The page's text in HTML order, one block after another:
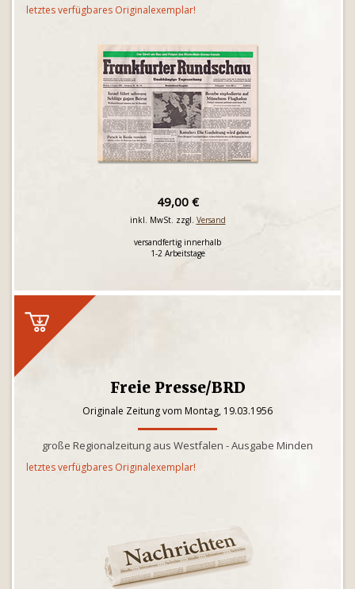
letztes verfügbares Originalexemplar!
49,00 €
inkl. MwSt. zzgl. Versand
versandfertig innerhalb
1-2 Arbeitstage
Freie Presse/BRD
Originale Zeitung vom Montag, 19.03.1956
große Regionalzeitung aus Westfalen - Ausgabe Minden
letztes verfügbares Originalexemplar!